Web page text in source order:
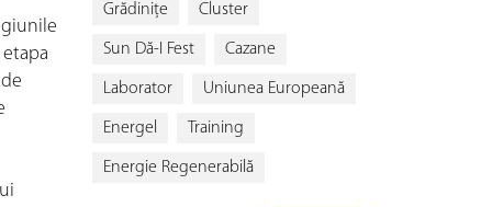
Grădiniţe Cluster
Sun Dă-I Fest Cazane
Laborator Uniunea Europeană
Energel Training
Energie Regenerabilă